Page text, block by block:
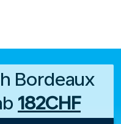
Bordeaux
182CHF